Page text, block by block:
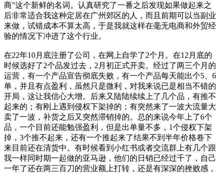
商”这个新鲜的名词。认真研究了一番之后发现如果做起来之
后非常适合我这种定居在广州郊区的人，而且前期可以当副业
来做，试错成本不算太高，于是我就这样在毫无电商和外贸经
验的情况下冲进了这个行业。
在22年10月底注册了公司，在网上自学了2个月。在12月底的
时候选好了2个品发过去，2月初正式开卖。经过了两三个月的
运营，有一个产品宣告彻底失败，有一个产品每天能出个5、6
单，并且有点盈利，虽然只是微利，对我来说已是相当不错的
开局，这让我信心大增。后来又陆陆续续上了几个品，有推不
起来的；有刚上遇到侵权下架掉的；有突然来了一波大流量大
卖了一波，补货之后又突然滞销掉的。总的来说今年上了6个
品，一个目前还能勉强盈利，但是出单量不多，1个侵权下架
掉，3个推不起来，还有一个推起来了结果不到半年价格卷下
来目前还在清货中。有时候看到小红书或者交流群上有几个跟
我一样同时期一起做的亚马逊，他们的日销已经过千了，自己
一年了还在两三百刀的营业额上打转，还是有深深的挫败感，